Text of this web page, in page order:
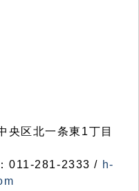
区北一条東1丁目
011-281-2333 / h-